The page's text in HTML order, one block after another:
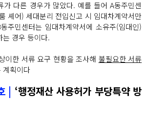
가 다른 경우가 많았다. 예를 들어 A동주민센
셰어) 세대분리 전입신고 시 임대차계약서만
주민센터는 임대차계약서에 소유주(임대인)
는 경우 등이다.
이한 서류 요구 현황을 조사해 불필요한 서류
계획이다
| ‘행정재산 사용허가 부당특약 방